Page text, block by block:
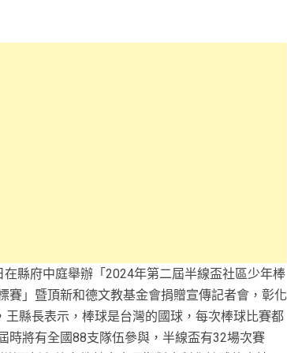
縣府中庭舉辦「2024年第二屆半線盃社區少年棒
」暨頂新和德文教基金會捐贈宣傳記者會，彰化
縣長表示，棒球是台灣的國球，每次棒球比賽都
時將有全國88支隊伍參與，半線盃有32場次賽